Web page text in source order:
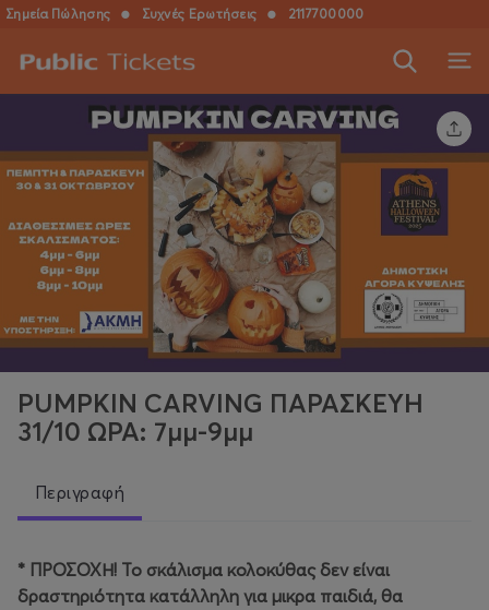
Σημεία Πώλησης ● Συχνές Ερωτήσεις ● 2117700000
PUMPKIN CARVING ΠΑΡΑΣΚΕΥΗ
31/10 ΩΡΑ: 7μμ-9μμ
Περιγραφή
* ΠΡΟΣΟΧΗ! Το σκάλισμα κολοκύθας δεν είναι
δραστηριότητα κατάλληλη για μικρα παιδιά, θα